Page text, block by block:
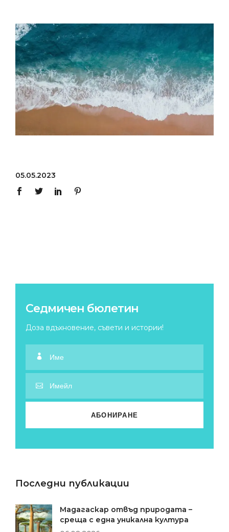
05.05.2023
Седмичен бюлетин
Доза вдъхновение, съвети и истории!
Последни публикации
Мадагаскар отвъд природата –
среща с една уникална култура